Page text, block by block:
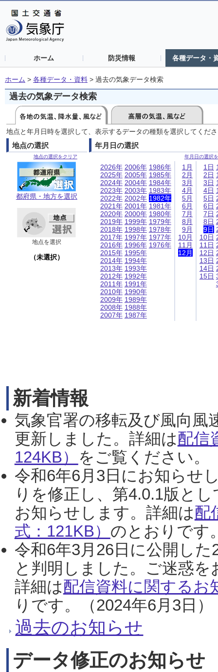
ホーム 防災情報 各種データ・
ホーム > 各種データ・資料 > 過去の気象データ検索
過去の気象データ検索
地点と年月日時を選択して、表示するデータの種類を選択してくだ
地点の選択
地点の選択をクリア
都府県・地方を選択
地点を選択
（未選択）
年月日の選択
年月日の選択
2026年
2025年
2024年
2023年
2022年
2021年
2020年
2019年
2018年
2017年
2016年
2015年
2014年
2013年
2012年
2011年
2010年
2009年
2008年
2007年
2006年
2005年
2004年
2003年
2002年
2001年
2000年
1999年
1998年
1997年
1996年
1995年
1994年
1993年
1992年
1991年
1990年
1989年
1988年
1987年
1986年
1985年
1984年
1983年
1982年
1981年
1980年
1979年
1978年
1977年
1976年
1月
2月
3月
4月
5月
6月
7月
8月
9月
10月
11月
12月
1日
2日
3日
4日
5日
6日
7日
8日
9日
10日
11日
12日
13日
14日
15日
新着情報
気象官署の移転及び風向風
更新しました。詳細は配信
124KB） をご覧ください。
令和6年6月3日にお知らせ
りを修正し、第4.0.1版と
お知らせします。詳細は配
式：121KB） のとおりです
令和6年3月26日に公開し
と判明しました。ご迷惑
詳細は配信資料に関するお
りです。（2024年6月3日）
過去のお知らせ
データ修正のお知らせ